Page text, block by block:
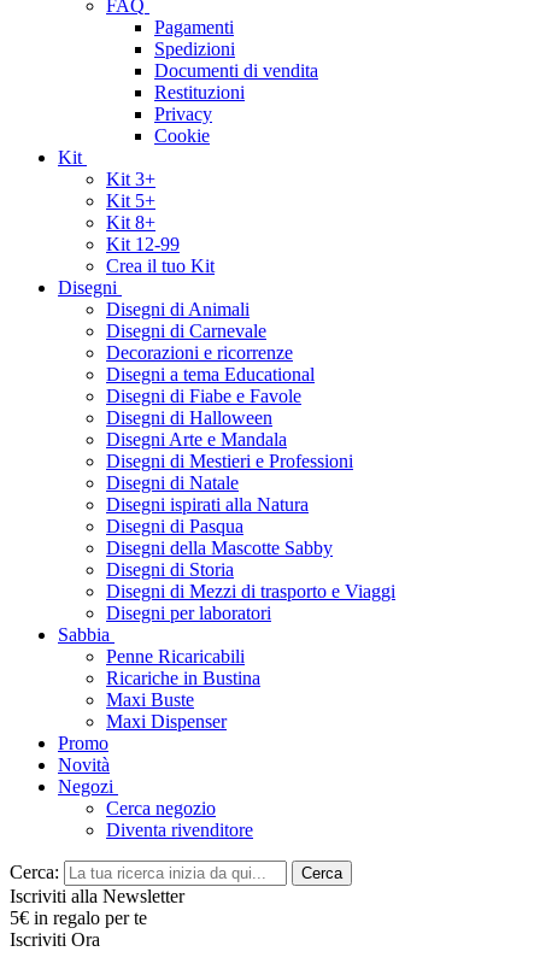
FAQ
Pagamenti
Spedizioni
Documenti di vendita
Restituzioni
Privacy
Cookie
Kit
Kit 3+
Kit 5+
Kit 8+
Kit 12-99
Crea il tuo Kit
Disegni
Disegni di Animali
Disegni di Carnevale
Decorazioni e ricorrenze
Disegni a tema Educational
Disegni di Fiabe e Favole
Disegni di Halloween
Disegni Arte e Mandala
Disegni di Mestieri e Professioni
Disegni di Natale
Disegni ispirati alla Natura
Disegni di Pasqua
Disegni della Mascotte Sabby
Disegni di Storia
Disegni di Mezzi di trasporto e Viaggi
Disegni per laboratori
Sabbia
Penne Ricaricabili
Ricariche in Bustina
Maxi Buste
Maxi Dispenser
Promo
Novità
Negozi
Cerca negozio
Diventa rivenditore
Cerca: Cerca
Iscriviti alla Newsletter
5€ in regalo per te
Iscriviti Ora